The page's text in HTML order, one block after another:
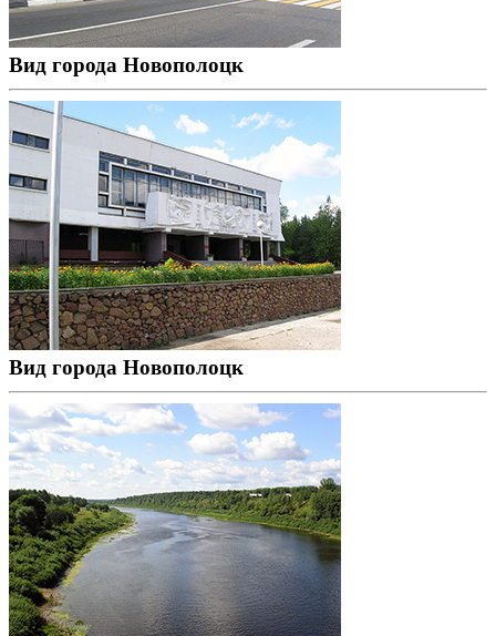
Вид города Новополоцк
Вид города Новополоцк